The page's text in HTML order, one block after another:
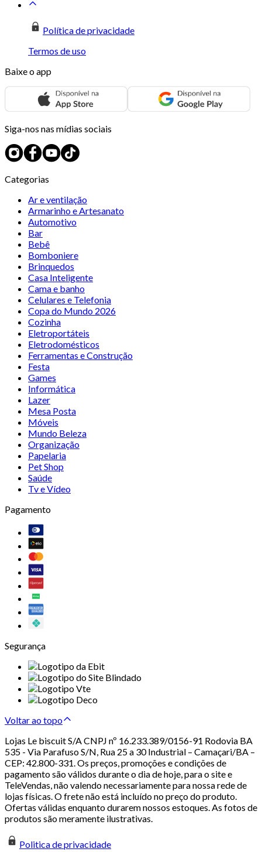
Política de privacidade
Termos de uso
Baixe o app
Siga-nos nas mídias sociais
Categorias
Ar e ventilação
Armarinho e Artesanato
Automotivo
Bar
Bebê
Bomboniere
Brinquedos
Casa Inteligente
Cama e banho
Celulares e Telefonia
Copa do Mundo 2026
Cozinha
Eletroportáteis
Eletrodomésticos
Ferramentas e Construção
Festa
Games
Informática
Lazer
Mesa Posta
Móveis
Mundo Beleza
Organização
Papelaria
Pet Shop
Saúde
Tv e Vídeo
Pagamento
Segurança
Voltar ao topo
Lojas Le biscuit S/A CNPJ nº 16.233.389/0156-91 Rodovia BA
535 - Via Parafuso S/N, Rua 25 a 30 Industrial – Camaçari/BA –
CEP: 42.800-331. Os preços, promoções e condições de
pagamento são válidos durante o dia de hoje, para o site e
TeleVendas, não valendo necessariamente para nossa rede de
lojas físicas. O frete não está incluído no preço do produto.
Ofertas válidas enquanto durarem nossos estoques. As fotos de
produtos são meramente ilustrativas.
Politica de privacidade